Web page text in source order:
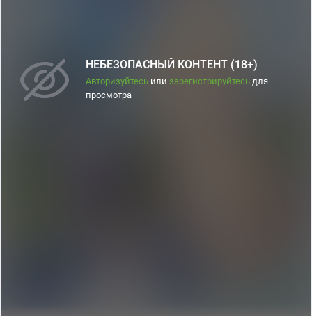
НЕБЕЗОПАСНЫЙ КОНТЕНТ (18+)
Авторизуйтесь или зарегистрируйтесь для
просмотра